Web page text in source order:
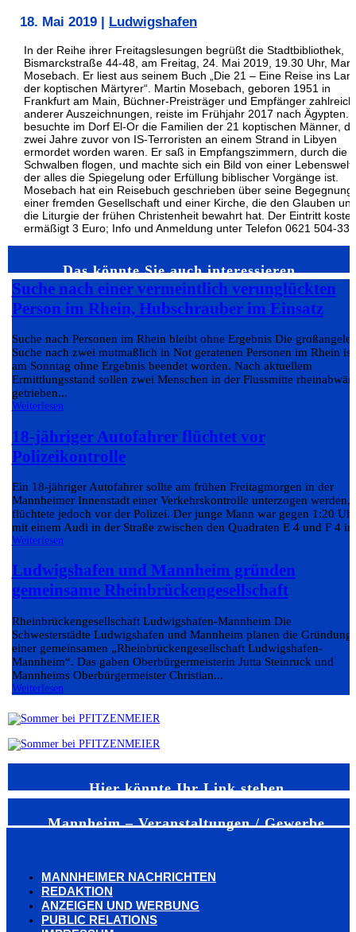
18. Mai 2019 Ludwigshafen
In der Reihe ihrer Freitagslesungen begrüßt die Stadtbibliothek,
Bismarckstraße 44-48, am Freitag, 24. Mai 2019, 19.30 Uhr,
Mosebach. Er liest aus seinem Buch „Die 21 – Eine Reise ins
der koptischen Märtyrer“. Martin Mosebach, geboren 1951 in
Frankfurt am Main, Büchner-Preisträger und Empfänger
anderer Auszeichnungen, reiste im Frühjahr 2017 nach Ägypten.
besuchte im Dorf El-Or die Familien der 21 koptischen Männer,
zwei Jahre zuvor von IS-Terroristen an einem Strand in Libyen
ermordet worden waren. Er saß in Empfangszimmern, durch die
Schwalben flogen, und machte sich ein Bild von einer
der alles die Spiegelung oder Erfüllung biblischer Vorgänge ist.
Mosebach hat ein Reisebuch geschrieben über seine Begegnung
einer fremden Gesellschaft und einer Kirche, die den Glauben
die Liturgie der frühen Christenheit bewahrt hat. Der Eintritt
ermäßigt 3 Euro; Info und Anmeldung unter Telefon 0621 504-
Das könnte Sie auch interessieren…
Suche nach einer vermeintlich verunglückten
Person im Rhein, Hubschrauber im Einsatz
Suche nach Personen im Rhein bleibt ohne Ergebnis Die
Suche nach zwei mutmaßlich in Not geratenen Personen im Rhein ist
am Sonntag ohne Ergebnis beendet worden. Nach aktuellem
Ermittlungsstand sollen zwei Menschen in der Flussmitte
getrieben...
Weiterlesen
18-jähriger Autofahrer flüchtet vor
Polizeikontrolle
Ein 18-jähriger Autofahrer sollte am frühen Freitagmorgen in der
Mannheimer Innenstadt einer Verkehrskontrolle unterzogen werden,
flüchtete jedoch vor der Polizei. Der junge Mann war gegen 1:20 Uhr
mit einem Audi in der Straße zwischen den Quadraten E 4 und F 4
Weiterlesen
Ludwigshafen und Mannheim gründen
gemeinsame Rheinbrückengesellschaft
Rheinbrückengesellschaft Ludwigshafen-Mannheim Die
Schwesterstädte Ludwigshafen und Mannheim planen die Gründung
einer gemeinsamen „Rheinbrückengesellschaft Ludwigshafen-
Mannheim“. Das gaben Oberbürgermeisterin Jutta Steinruck und
Mannheims Oberbürgermeister Christian...
Weiterlesen
Hier könnte Ihr Link stehen
Mannheim – Veranstaltungen / Gewerbe
MANNHEIMER NACHRICHTEN
REDAKTION
ANZEIGEN UND WERBUNG
PUBLIC RELATIONS